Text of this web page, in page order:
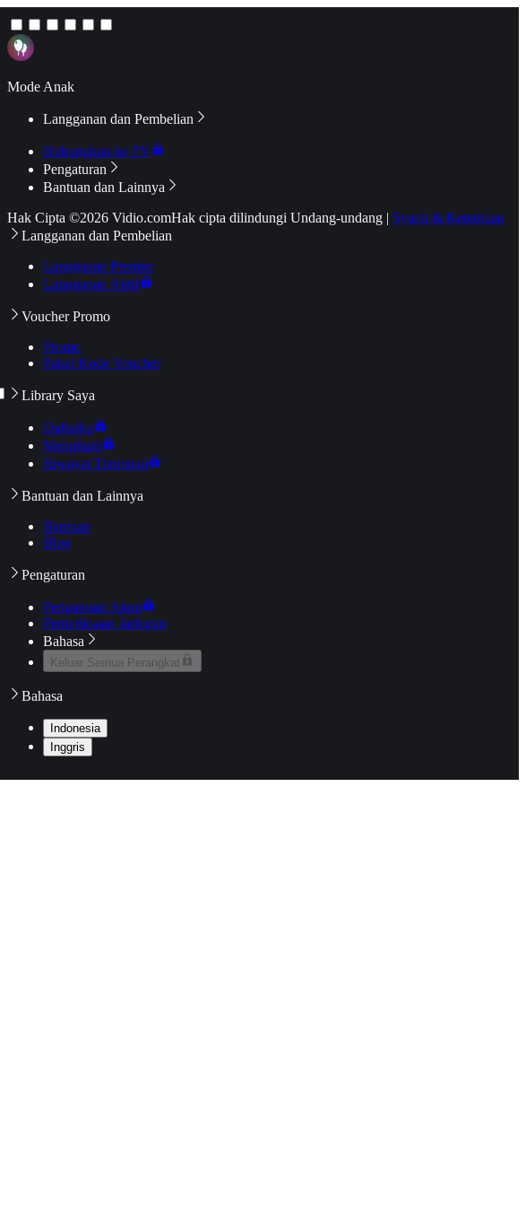
Mode Anak
Langganan dan Pembelian
Hubungkan ke TV
Pengaturan
Bantuan dan Lainnya
Hak Cipta ©2026 Vidio.comHak cipta dilindungi Undang-undang | Syarat & Ketentuan
Langganan dan Pembelian
Langganan Premier
Langganan Aktif
Voucher Promo
Promo
Pakai Kode Voucher
Library Saya
Daftarku
Mengikuti
Riwayat Tontonan
Bantuan dan Lainnya
Bantuan
Blog
Pengaturan
Pengaturan Akun
Pemeriksaan Jaringan
Bahasa
Keluar Semua Perangkat
Bahasa
Indonesia
Inggris